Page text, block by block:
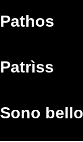
Pathos
Patrìss
Sono